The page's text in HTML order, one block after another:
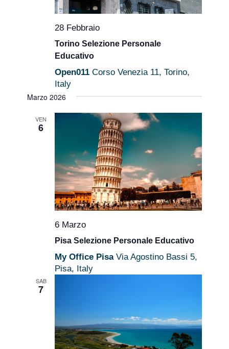
28 Febbraio
Torino Selezione Personale
Educativo
Open011Corso Venezia 11, Torino,
Italy
Marzo 2026
VEN
6
6 Marzo
Pisa Selezione Personale Educativo
My Office PisaVia Agostino Bassi 5,
Pisa, Italy
SAB
7